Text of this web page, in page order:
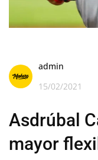
admin
15/02/2021
Asdrúbal
mayor